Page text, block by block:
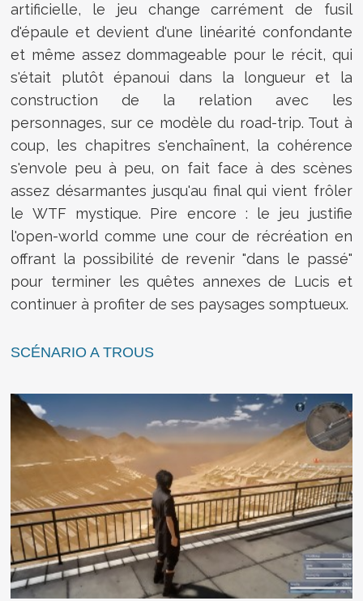
artificielle, le jeu change carrément de fusil
d'épaule et devient d'une linéarité confondante
et même assez dommageable pour le récit, qui
s'était plutôt épanoui dans la longueur et la
construction de la relation avec les
personnages, sur ce modèle du road-trip. Tout à
coup, les chapitres s'enchaînent, la cohérence
s'envole peu à peu, on fait face à des scènes
assez désarmantes jusqu'au final qui vient frôler
le WTF mystique. Pire encore : le jeu justifie
l'open-world comme une cour de récréation en
offrant la possibilité de revenir "dans le passé"
pour terminer les quêtes annexes de Lucis et
continuer à profiter de ses paysages somptueux.
SCÉNARIO A TROUS